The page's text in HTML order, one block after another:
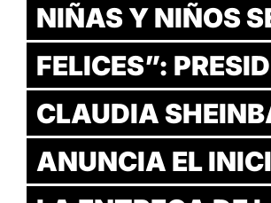
NIÑAS Y NIÑOS
FELICES”:
CLAUDIA
ANUNCIA EL